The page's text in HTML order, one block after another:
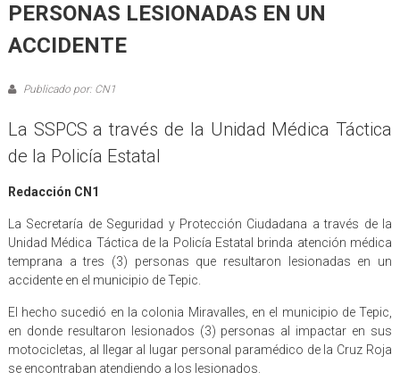
PERSONAS LESIONADAS EN UN
ACCIDENTE
Publicado por: CN1
La SSPCS a través de la Unidad Médica Táctica
de la Policía Estatal
Redacción CN1
La Secretaría de Seguridad y Protección Ciudadana a través de la
Unidad Médica Táctica de la Policía Estatal brinda atención médica
temprana a tres (3) personas que resultaron lesionadas en un
accidente en el municipio de Tepic.
El hecho sucedió en la colonia Miravalles, en el municipio de Tepic,
en donde resultaron lesionados (3) personas al impactar en sus
motocicletas, al llegar al lugar personal paramédico de la Cruz Roja
se encontraban atendiendo a los lesionados.